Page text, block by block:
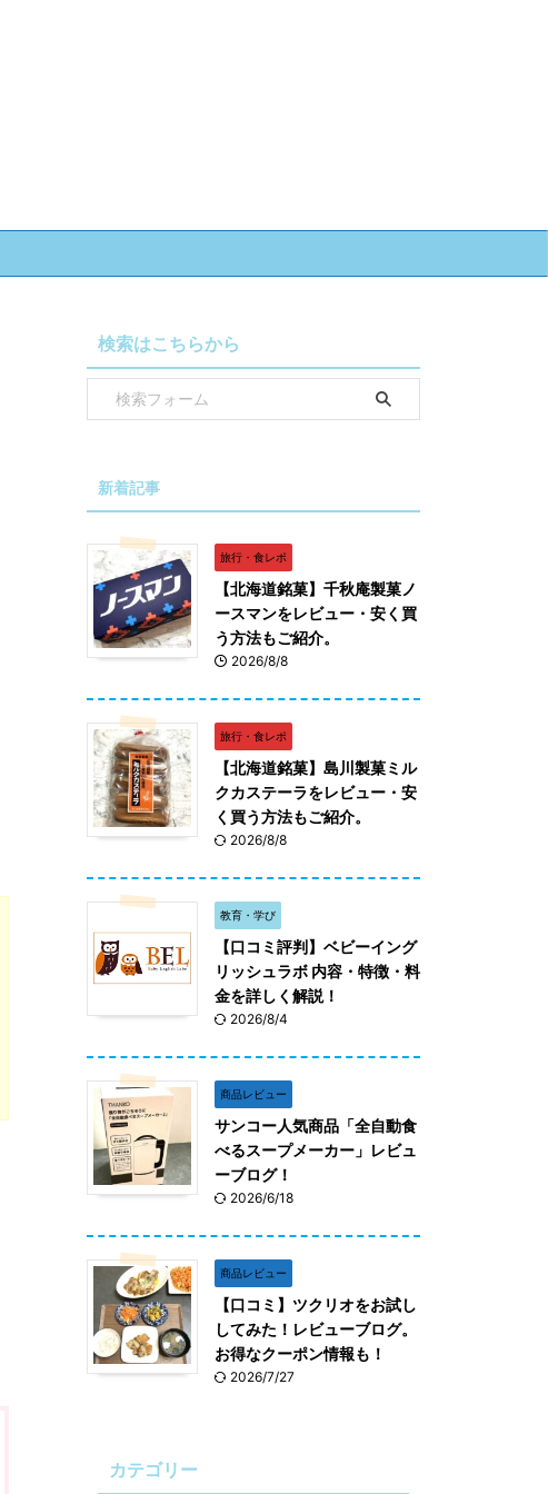
検索はこちらから
新着記事
旅行・食レポ
【北海道銘菓】千秋庵製菓ノ
ースマンをレビュー・安く買
う方法もご紹介。
2026/8/8
旅行・食レポ
【北海道銘菓】島川製菓ミル
クカステーラをレビュー・安
く買う方法もご紹介。
2026/8/8
教育・学び
【口コミ評判】ベビーイング
リッシュラボ 内容・特徴・料
金を詳しく解説！
2026/8/4
商品レビュー
サンコー人気商品「全自動食
べるスープメーカー」レビュ
ーブログ！
2026/6/18
商品レビュー
【口コミ】ツクリオをお試し
してみた！レビューブログ。
お得なクーポン情報も！
2026/7/27
カテゴリー